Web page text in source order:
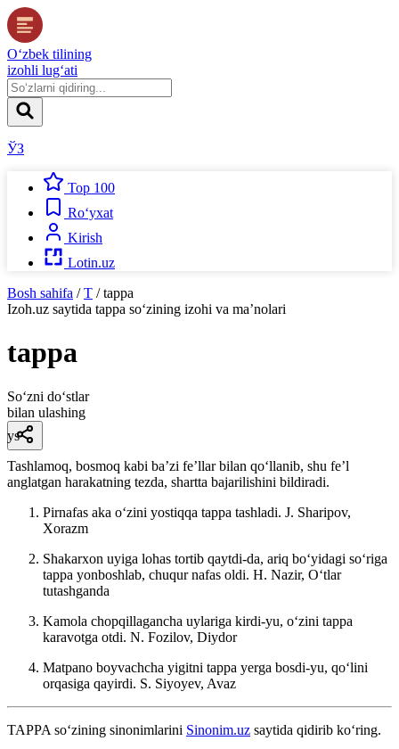
O‘zbek tilining
izohli lug‘ati
ЎЗ
Top 100
Ro‘yxat
Kirish
Lotin.uz
Bosh sahifa / T / tappa
Izoh.uz saytida tappa so‘zining izohi va ma’nolari
tappa
So‘zni do‘stlar
bilan ulashing
ys
Tashlamoq, bosmoq kabi baʼzi feʼllar bilan qoʻllanib, shu feʼl
anglatgan harakatning tezda, shartta bajarilishini bildiradi.
Pirnafas aka oʻzini yostiqqa tappa tashladi. J. Sharipov,
Xorazm
Shakarxon uyiga lohas tortib qaytdi-da, ariq boʻyidagi soʻriga
tappa yonboshlab, chuqur nafas oldi. H. Nazir, Oʻtlar
tutashganda
Kamola chopqillagancha uylariga kirdi-yu, oʻzini tappa
karavotga otdi. N. Fozilov, Diydor
Matpano boyvachcha yigitni tappa yerga bosdi-yu, qoʻlini
orqasiga qayirdi. S. Siyoyev, Avaz
TAPPA so‘zining sinonimlarini Sinonim.uz saytida qidirib ko‘ring.